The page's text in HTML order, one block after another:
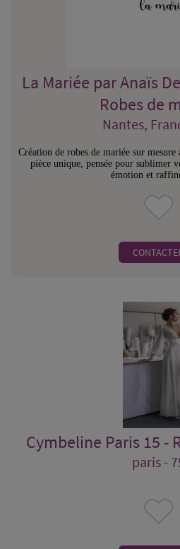
La Mariée par Anaïs
Robes de
Nantes,
Création de robes de mariée sur mesure
pièce unique, pensée pour sublimer
émotion et
Cymbeline Paris 15 -
paris -